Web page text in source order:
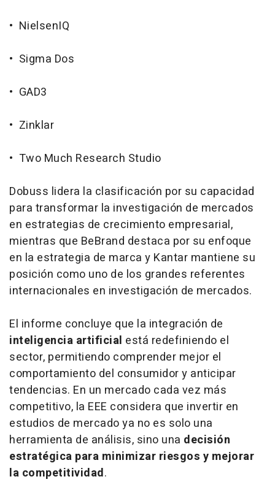
• NielsenIQ
• Sigma Dos
• GAD3
• Zinklar
• Two Much Research Studio
Dobuss lidera la clasificación por su capacidad
para transformar la investigación de mercados
en estrategias de crecimiento empresarial,
mientras que BeBrand destaca por su enfoque
en la estrategia de marca y Kantar mantiene su
posición como uno de los grandes referentes
internacionales en investigación de mercados.
El informe concluye que la integración de
inteligencia artificial está redefiniendo el
sector, permitiendo comprender mejor el
comportamiento del consumidor y anticipar
tendencias. En un mercado cada vez más
competitivo, la EEE considera que invertir en
estudios de mercado ya no es solo una
herramienta de análisis, sino una decisión
estratégica para minimizar riesgos y mejorar
la competitividad.